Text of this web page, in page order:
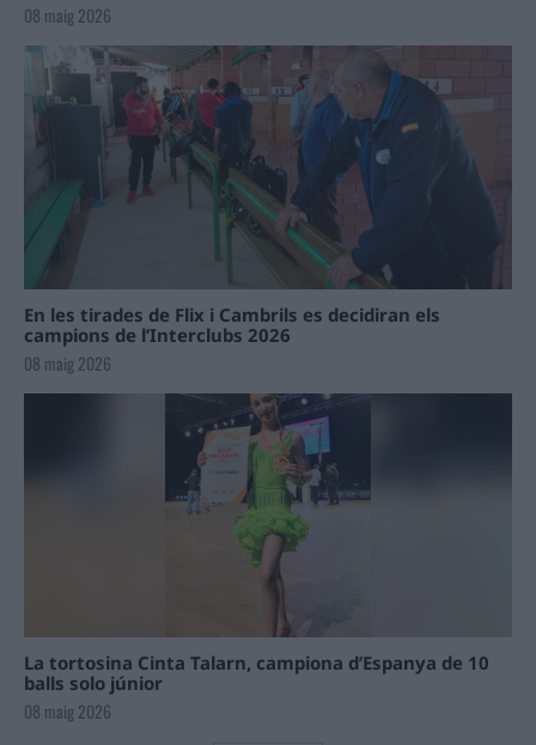
08 maig 2026
En les tirades de Flix i Cambrils es decidiran els
campions de l’Interclubs 2026
08 maig 2026
La tortosina Cinta Talarn, campiona d’Espanya de 10
balls solo júnior
08 maig 2026